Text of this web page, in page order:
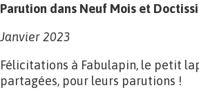
Parution dans Neuf Mois et
Janvier 2023
Félicitations à Fabulapin, le petit
partagées, pour leurs parutions !